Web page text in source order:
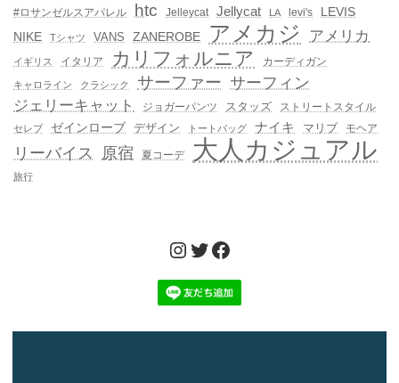
#ロサンゼルスアパレル
htc Jelleycat Jellycat LA levi's
LEVIS
NIKE
Tシャツ VANS ZANEROBE アメカジ アメリカ
イギリス イタリア カリフォルニア カーディガン
キャロライン クラシック サーファー サーフィン
ジェリーキャット
ジョガーパンツ スタッズ ストリートスタイル
セレブ ゼインローブ デザイン トートバッグ ナイキ マリブ モヘア
リーバイス 原宿 夏コーデ 大人カジュアル
旅行
Instagram
Twitter
Facebook